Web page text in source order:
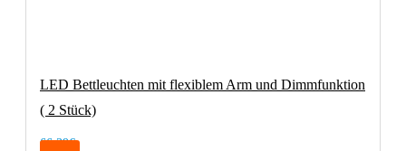
LED Bettleuchten mit flexiblem Arm und Dimmfunktion
( 2 Stück)
66,39€